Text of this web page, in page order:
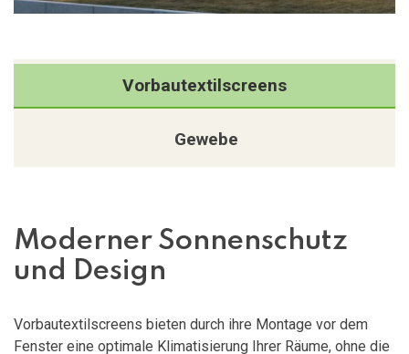
Vorbautextilscreens
Gewebe
Moderner Sonnenschutz
und Design
Vorbautextilscreens bieten durch ihre Montage vor dem
Fenster eine optimale Klimatisierung Ihrer Räume, ohne die